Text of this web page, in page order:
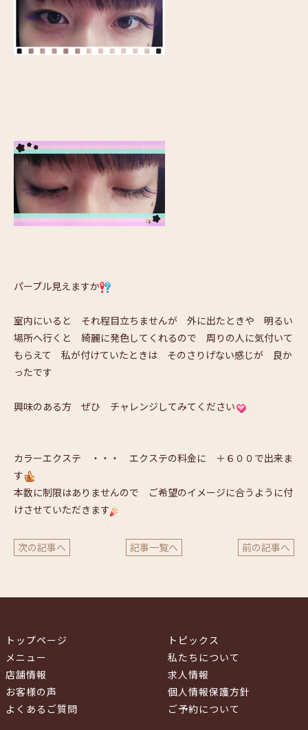
パープル見えますか
室内にいると それ程目立ちませんが 外に出たときや 明るい
場所へ行くと 綺麗に発色してくれるので 周りの人に気付いて
もらえて 私が付けていたときは そのさりげない感じが 良か
ったです
興味のある方 ぜひ チャレンジしてみてください
カラーエクステ ・・・ エクステの料金に ＋６００で出来ま
す
本数に制限はありませんので ご希望のイメージに合うように付
けさせていただきます
次の記事へ 記事一覧へ 前の記事へ
トップページ
メニュー
店舗情報
お客様の声
よくあるご質問
トピックス
私たちについて
求人情報
個人情報保護方針
ご予約について